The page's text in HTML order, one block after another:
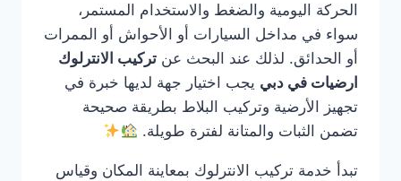
الحركة اليومية والضغط والاستخدام المستمر،
سواء في مداخل السيارات أو الأحواش أو الممرات
أو الحدائق. لذلك عند البحث عن تركيب الانترلوك
ارضيات في دبي يجب اختيار جهة لديها خبرة في
تجهيز الأرضية وتركيب البلاط بطريقة صحيحة
تضمن الثبات والمتانة لفترة طويلة.
تبدأ خدمة تركيب الانترلوك بمعاينة المكان وقياس